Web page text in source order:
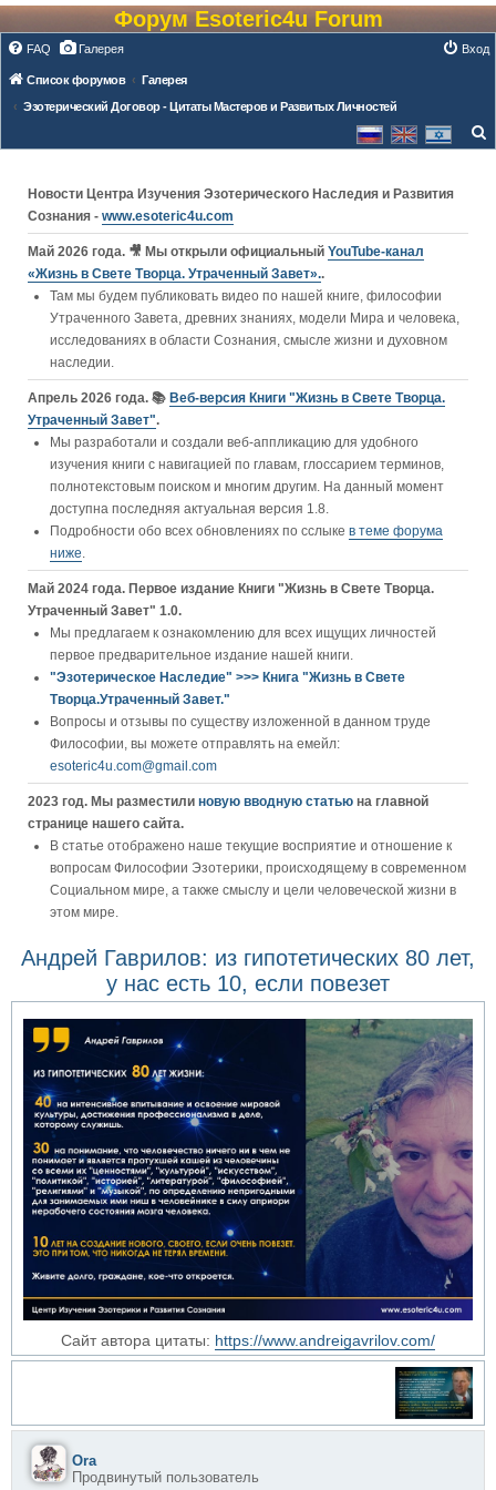
Форум Esoteric4u Forum
FAQ Галерея Вход
Список форумов
Галерея
Эзотерический Договор - Цитаты Мастеров и Развитых Личностей
Новости Центра Изучения Эзотерического Наследия и Развития
Сознания - www.esoteric4u.com
Май 2026 года. 🎥 Мы открыли официальный YouTube‑канал
«Жизнь в Свете Творца. Утраченный Завет»..
Там мы будем публиковать видео по нашей книге, философии
Утраченного Завета, древних знаниях, модели Мира и человека,
исследованиях в области Сознания, смысле жизни и духовном
наследии.
Апрель 2026 года. 📚 Веб-версия Книги "Жизнь в Свете Творца.
Утраченный Завет".
Мы разработали и создали веб-аппликацию для удобного
изучения книги c навигацией по главам, глоссарием терминов,
полнотекстовым поиском и многим другим. На данный момент
доступна последняя актуальная версия 1.8.
Подробности обо всех обновлениях по сслыке в теме форума
ниже.
Май 2024 года. Первое издание Книги "Жизнь в Свете Творца.
Утраченный Завет" 1.0.
Мы предлагаем к ознакомлению для всех ищущих личностей
первое предварительное издание нашей книги.
"Эзотерическое Наследие" >>> Книга "Жизнь в Свете
Творца.Утраченный Завет."
Вопросы и отзывы по существу изложенной в данном труде
Философии, вы можете отправлять на емейл:
esoteric4u.com@gmail.com
2023 год. Мы разместили новую вводную статью на главной
странице нашего сайта.
В статье отображено наше текущие восприятие и отношение к
вопросам Философии Эзотерики, происходящему в современном
Социальном мире, а также смыслу и цели человеческой жизни в
этом мире.
Андрей Гаврилов: из гипотетических 80 лет,
у нас есть 10, если повезет
Сайт автора цитаты: https://www.andreigavrilov.com/
Ora
Продвинутый пользователь